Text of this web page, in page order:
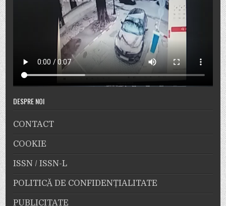
DESPRE NOI
CONTACT
COOKIE
ISSN / ISSN-L
POLITICĂ DE CONFIDENȚIALITATE
PUBLICITATE